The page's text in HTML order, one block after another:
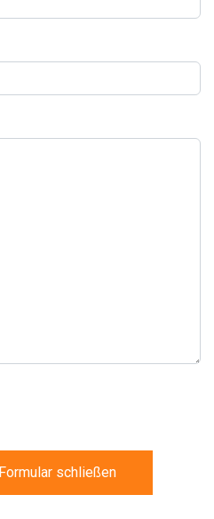
Formular schließen